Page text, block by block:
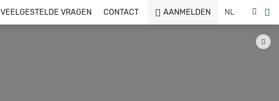
VEELGESTELDE VRAGEN CONTACT AANMELDEN